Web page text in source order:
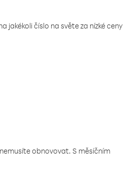
číslo na světe za nízké ceny
obnovovat. S měsíčním